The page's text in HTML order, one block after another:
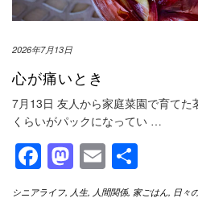
2026年7月13日
心が痛いとき
7月13日 友人から家庭菜園で育て
くらいがパックになってい …
Facebook
Mastodon
Email
有
シニアライフ, 人生, 人間関係, 家ごはん, 日々